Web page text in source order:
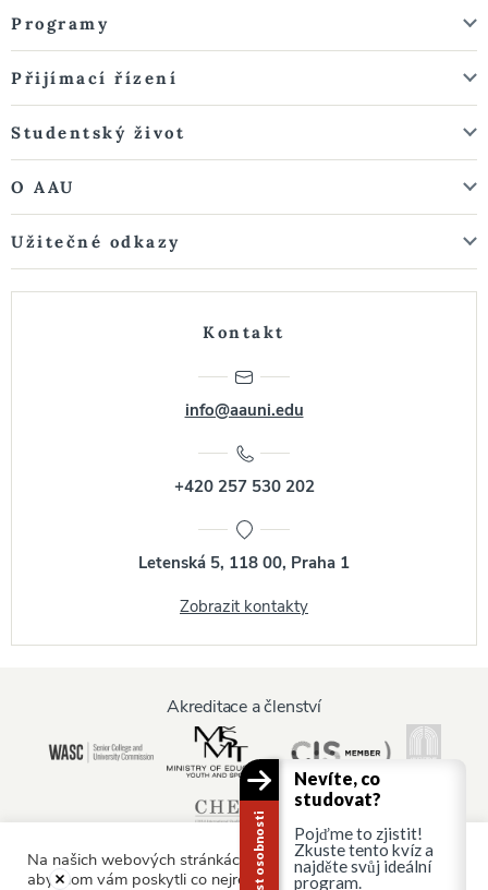
Programy
Přijímací řízení
Studentský život
O AAU
Užitečné odkazy
Kontakt
info@aauni.edu
+420 257 530 202
Letenská 5, 118 00, Praha 1
Zobrazit kontakty
Akreditace a členství
Na našich webových stránkách používáme soubory cookie,
abychom vám poskytli co nejrelevantnější služby tím, že si
Nevíte, co
studovat?
Pojďme to zjistit!
Zkuste tento kvíz a
najděte svůj ideální
program.